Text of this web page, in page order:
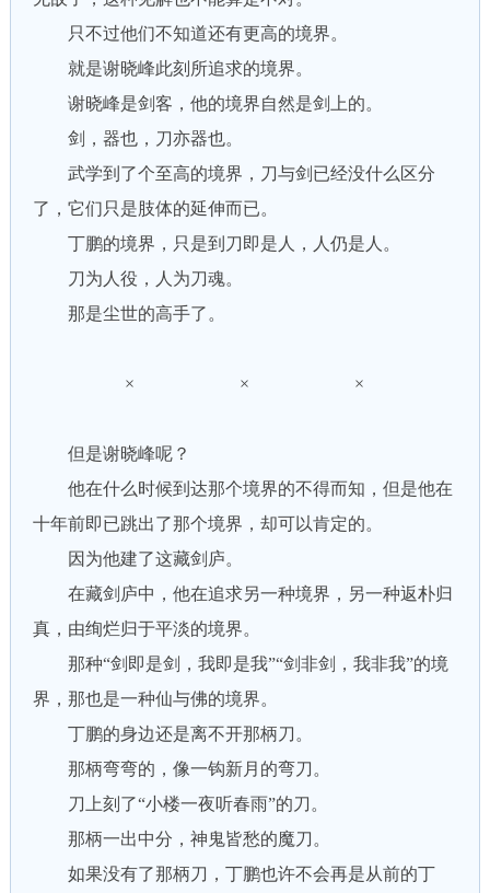
只不过他们不知道还有更高的境界。
就是谢晓峰此刻所追求的境界。
谢晓峰是剑客，他的境界自然是剑上的。
剑，器也，刀亦器也。
武学到了个至高的境界，刀与剑已经没什么区分
了，它们只是肢体的延伸而已。
丁鹏的境界，只是到刀即是人，人仍是人。
刀为人役，人为刀魂。
那是尘世的高手了。
× × ×
但是谢晓峰呢？
他在什么时候到达那个境界的不得而知，但是他在
十年前即已跳出了那个境界，却可以肯定的。
因为他建了这藏剑庐。
在藏剑庐中，他在追求另一种境界，另一种返朴归
真，由绚烂归于平淡的境界。
那种“剑即是剑，我即是我”“剑非剑，我非我”的境
界，那也是一种仙与佛的境界。
丁鹏的身边还是离不开那柄刀。
那柄弯弯的，像一钩新月的弯刀。
刀上刻了“小楼一夜听春雨”的刀。
那柄一出中分，神鬼皆愁的魔刀。
如果没有了那柄刀，丁鹏也许不会再是从前的丁